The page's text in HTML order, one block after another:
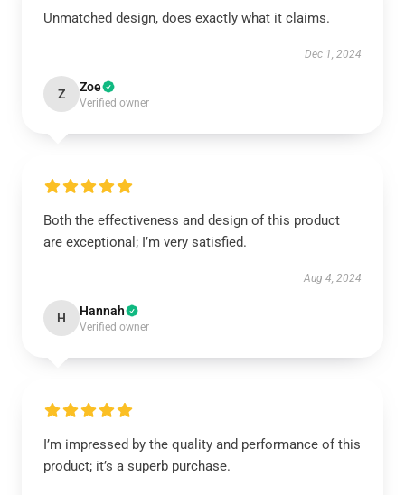
Unmatched design, does exactly what it claims.
Dec 1, 2024
Z Zoe
Verified owner
Both the effectiveness and design of this product
are exceptional; I’m very satisfied.
Aug 4, 2024
H Hannah
Verified owner
I’m impressed by the quality and performance of this
product; it’s a superb purchase.